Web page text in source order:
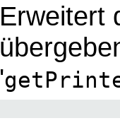
Erweitert
'